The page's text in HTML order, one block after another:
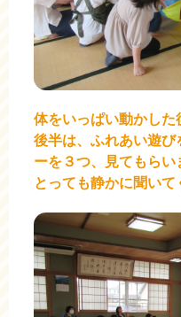
体をいっぱい動かした
後半は、ふれあい遊び
ーを３つ、見てもらい
とっても静かに聞いて